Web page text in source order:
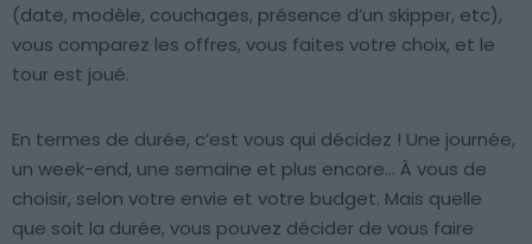
(date, modèle, couchages, présence d’un skipper, etc),
vous comparez les offres, vous faites votre choix, et le
tour est joué.
En termes de durée, c’est vous qui décidez ! Une journée,
un week-end, une semaine et plus encore… À vous de
choisir, selon votre envie et votre budget. Mais quelle
que soit la durée, vous pouvez décider de vous faire